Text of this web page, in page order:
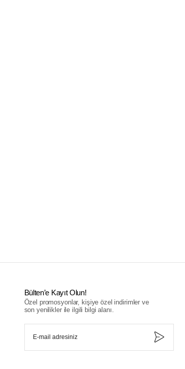
Bülten’e Kayıt Olun!
Özel promosyonlar, kişiye özel indirimler ve
son yenilikler ile ilgili bilgi alanı.